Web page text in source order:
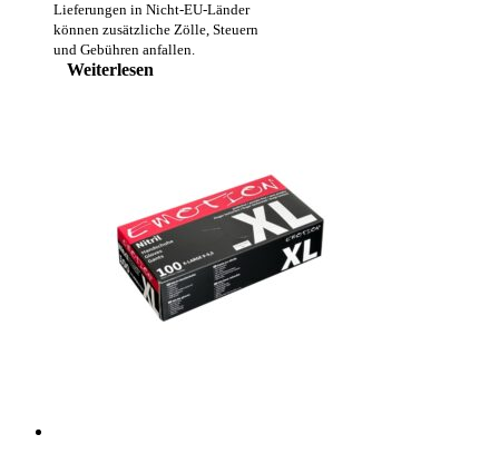
Lieferungen in Nicht-EU-Länder
können zusätzliche Zölle, Steuern
und Gebühren anfallen.
Weiterlesen